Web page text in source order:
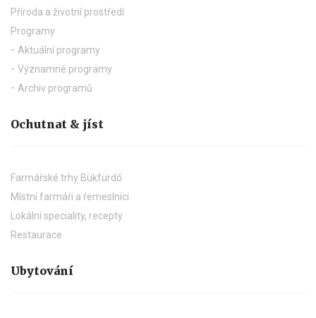
Příroda a životní prostředí
Programy
Aktuální programy
Významné programy
Archiv programů
Ochutnat & jíst
Farmářské trhy Bükfürdő
Místní farmáři a řemeslníci
Lokální speciality, recepty
Restaurace
Ubytování